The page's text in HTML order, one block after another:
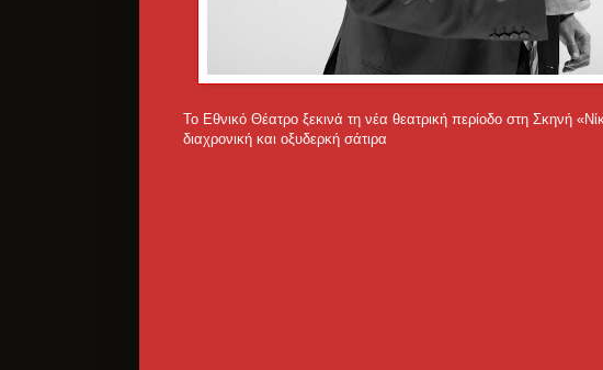
Το Εθνικό Θέατρο ξεκινά τη νέα θεατρική περίοδο στη Σκηνή
διαχρονική και οξυδερκή σάτιρα